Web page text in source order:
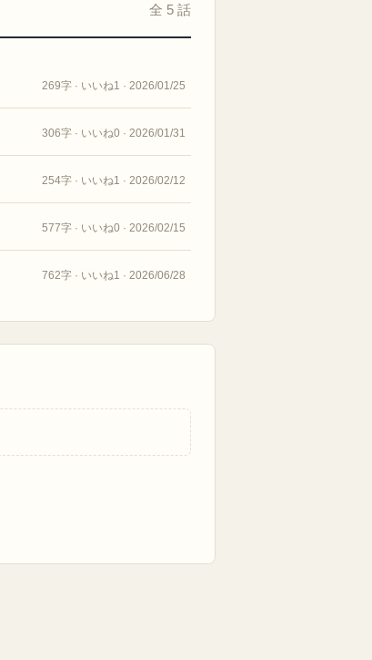
全 5 話
269字 · いいね1 · 2026/01/25
306字 · いいね0 · 2026/01/31
254字 · いいね1 · 2026/02/12
577字 · いいね0 · 2026/02/15
762字 · いいね1 · 2026/06/28